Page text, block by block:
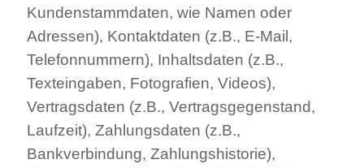
Kundenstammdaten, wie Namen oder
Adressen), Kontaktdaten (z.B., E-Mail,
Telefonnummern), Inhaltsdaten (z.B.,
Texteingaben, Fotografien, Videos),
Vertragsdaten (z.B., Vertragsgegenstand,
Laufzeit), Zahlungsdaten (z.B.,
Bankverbindung, Zahlungshistorie),